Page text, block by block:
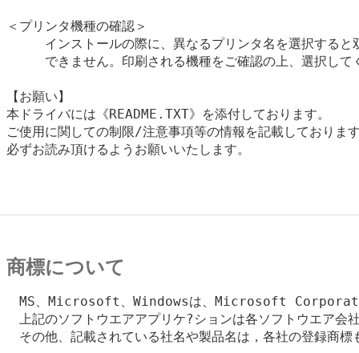
＜プリンタ機種の確認＞
インストールの際に、異なるプリンタ名を選択すると
できません。印刷される機種をご確認の上、選択して
【お願い】
本ドライバには《README.TXT》を添付しております。
ご使用に関しての制限/注意事項等の情報を記載しておりま
必ずお読み頂けるようお願いいたします。
商標について
MS、Microsoft、Windowsは、Microsoft
上記のソフトウエアアプリケ?ションは各ソフトウエア会
その他、記載されている社名や製品名は，各社の登録商標